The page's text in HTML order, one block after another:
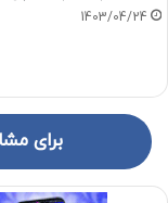
1403/04/24
برای